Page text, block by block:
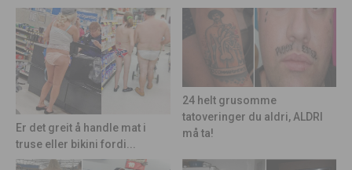
Er det greit å handle mat i
truse eller bikini fordi...
24 helt grusomme
tatoveringer du aldri, ALDRI
må ta!